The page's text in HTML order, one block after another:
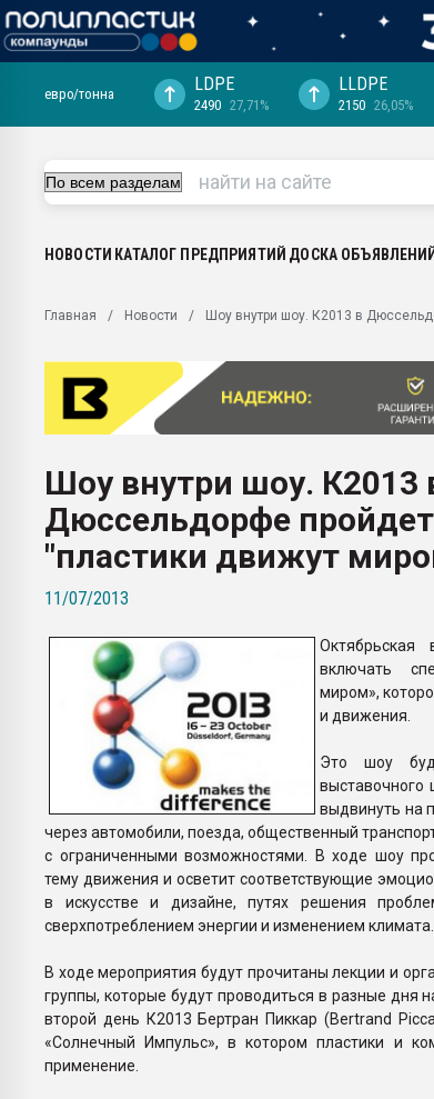
29.07.2026 ФРП помог "Ижевскому
Вакуум-формовочные машины:
28.07.2026 Автоматизация выходит на
первый план в переработке
пластмасс
ситуацией на строительном рынке
Всё, что касается выдува ПЭТ
бутылок
ПЕРЕЙТИ НА ФОРУМ
евро/тонна LDPE
2490 27,71%
LLDPE
2150 26,05%
НОВОСТИ КАТАЛОГ ПРЕДПРИЯТИЙ ДОСКА ОБЪЯВЛЕНИЙ
Главная Новости Шоу внутри шоу. К2013 в
Шоу внутри шоу. К2013
Дюссельдорфе
"пластики движут
11/07/2013
включать
миром»,
и движения.
Это шоу
выставочного
выдвинуть на
через автомобили, поезда, общественный
с ограниченными возможностями. В ходе шоу
тему движения и осветит соответствующие
в искусстве и дизайне, путях решения
сверхпотреблением энергии и изменением климата.
В ходе мероприятия будут прочитаны лекции и
группы, которые будут проводиться в разные дня
второй день К2013 Бертран Пиккар (Bertrand
«Солнечный Импульс», в котором пластики и
применение.